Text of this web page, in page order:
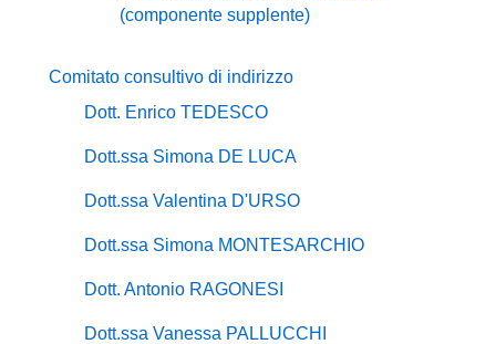
(componente supplente)
Comitato consultivo di indirizzo
Dott. Enrico TEDESCO
Dott.ssa Simona DE LUCA
Dott.ssa Valentina D'URSO
Dott.ssa Simona MONTESARCHIO
Dott. Antonio RAGONESI
Dott.ssa Vanessa PALLUCCHI